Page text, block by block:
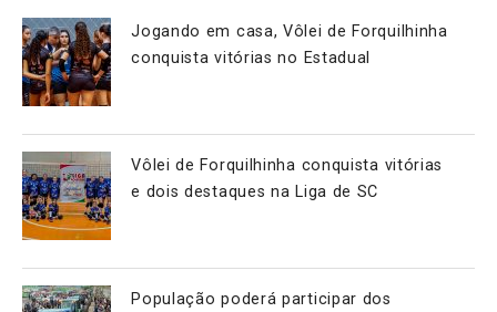
Jogando em casa, Vôlei de Forquilhinha
conquista vitórias no Estadual
Vôlei de Forquilhinha conquista vitórias
e dois destaques na Liga de SC
População poderá participar dos